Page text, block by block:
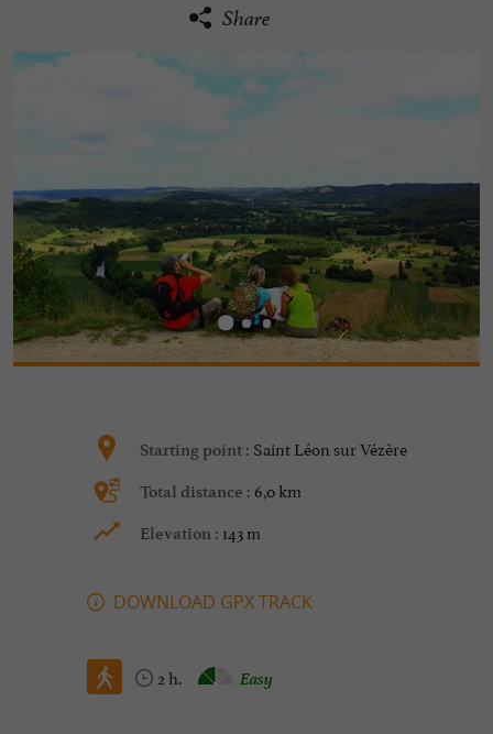
Share
Starting point : Saint Léon sur Vézère
Total distance : 6,0 km
Elevation : 143 m
DOWNLOAD GPX TRACK
2 h. Easy